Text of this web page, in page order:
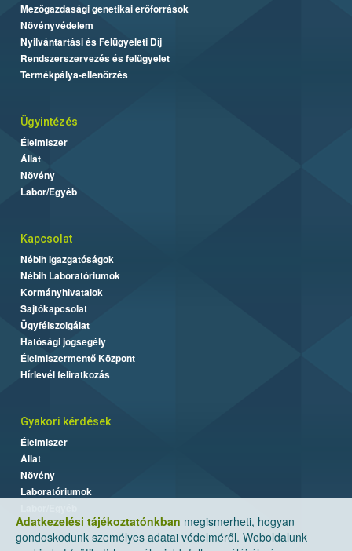
Adatkezelési tájékoztatónkban megismerheti, hogyan
gondoskodunk személyes adatai védelméről. Weboldalunk
Mezőgazdasági genetikai erőforrások
Növényvédelem
Nyilvántartási és Felügyeleti Díj
Rendszerszervezés és felügyelet
Termékpálya-ellenőrzés
Ügyintézés
Élelmiszer
Állat
Növény
Labor/Egyéb
Kapcsolat
Nébih Igazgatóságok
Nébih Laboratóriumok
Kormányhivatalok
Sajtókapcsolat
Ügyfélszolgálat
Hatósági jogsegély
Élelmiszermentő Központ
Hírlevél feliratkozás
Gyakori kérdések
Élelmiszer
Állat
Növény
Laboratóriumok